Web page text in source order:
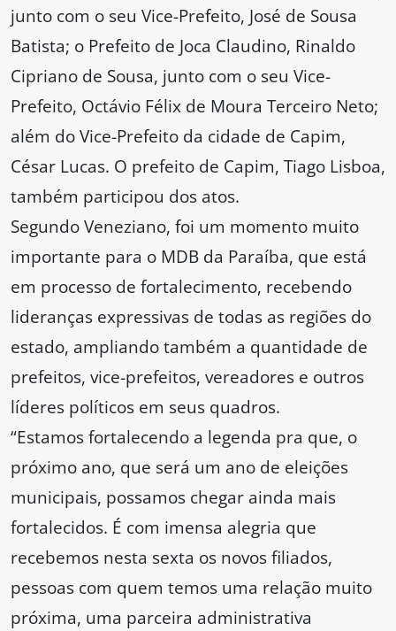
junto com o seu Vice-Prefeito, José de Sousa
Batista; o Prefeito de Joca Claudino, Rinaldo
Cipriano de Sousa, junto com o seu Vice-
Prefeito, Octávio Félix de Moura Terceiro Neto;
além do Vice-Prefeito da cidade de Capim,
César Lucas. O prefeito de Capim, Tiago Lisboa,
também participou dos atos.
Segundo Veneziano, foi um momento muito
importante para o MDB da Paraíba, que está
em processo de fortalecimento, recebendo
lideranças expressivas de todas as regiões do
estado, ampliando também a quantidade de
prefeitos, vice-prefeitos, vereadores e outros
líderes políticos em seus quadros.
“Estamos fortalecendo a legenda pra que, o
próximo ano, que será um ano de eleições
municipais, possamos chegar ainda mais
fortalecidos. É com imensa alegria que
recebemos nesta sexta os novos filiados,
pessoas com quem temos uma relação muito
próxima, uma parceira administrativa